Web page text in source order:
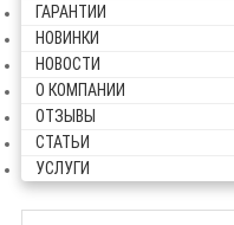
ГАРАНТИИ
НОВИНКИ
НОВОСТИ
О КОМПАНИИ
ОТЗЫВЫ
СТАТЬИ
УСЛУГИ